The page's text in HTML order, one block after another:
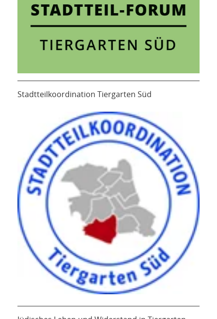
Stadtteilkoordination Tiergarten Süd